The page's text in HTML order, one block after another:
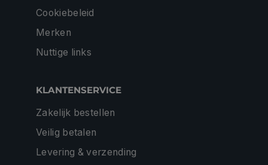
Cookiebeleid
Merken
Nuttige links
KLANTENSERVICE
Zakelijk bestellen
Veilig betalen
Levering & verzending